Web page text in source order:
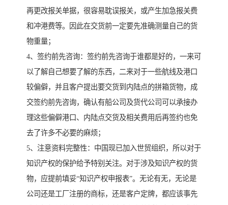
再更改报关单据，很容易耽误报关，或产生加急报关费
和冲港费等。因此在交货前一定要先准确测量自己的货
物重量；
4、签约前先咨询：签约前先咨询于谁都是好的，一来可
以了解自己想要了解的东西，二来对于一些航线及港口
较偏僻，并且客户提出要交货到内陆点的拼箱货物，成
交签约前先咨询，确认有船公司及货代公司可以承接办
理这些偏僻港口、内陆点交货及相关费用后再签约也免
去了许多不必要的麻烦；
5、注意资料完整性：中国现已加入世贸组织，所以对于
知识产权的保护给予特别关注。对于涉及知识产权的货
物，应提前填妥“知识产权申报表”。无论有无，无论是
公司还是工厂注册的商标，还是客户定牌，都应该事先